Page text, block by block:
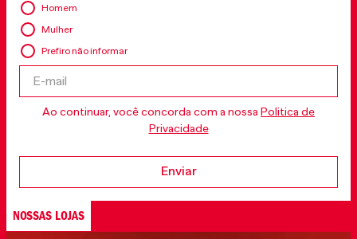
Homem
Mulher
Prefiro não informar
Ao continuar, você concorda com a nossa Politica de
Privacidade
Enviar
NOSSAS LOJAS